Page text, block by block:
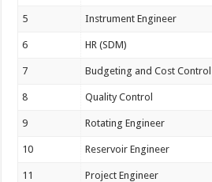
5 Instrument Engineer
6 HR (SDM)
7 Budgeting and Cost Control
8 Quality Control
9 Rotating Engineer
10 Reservoir Engineer
11 Project Engineer